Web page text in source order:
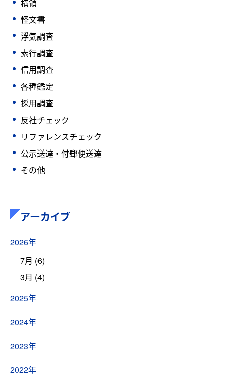
横領
怪文書
浮気調査
素行調査
信用調査
各種鑑定
採用調査
反社チェック
リファレンスチェック
公示送達・付郵便送達
その他
アーカイブ
2026年
7月 (6)
3月 (4)
2025年
2024年
2023年
2022年